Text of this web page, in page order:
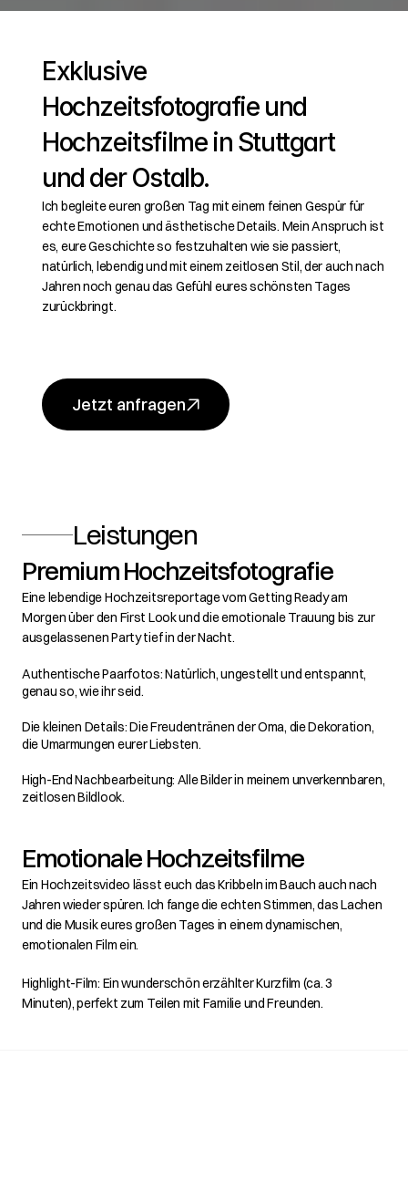
Exklusive
Hochzeitsfotografie und
Hochzeitsfilme in Stuttgart
und der Ostalb.
Ich begleite euren großen Tag mit einem feinen Gespür für
echte Emotionen und ästhetische Details. Mein Anspruch ist
es, eure Geschichte so festzuhalten wie sie passiert,
natürlich, lebendig und mit einem zeitlosen Stil, der auch nach
Jahren noch genau das Gefühl eures schönsten Tages
zurückbringt.
Jetzt anfragen
Leistungen
Premium Hochzeitsfotografie
Eine lebendige Hochzeitsreportage vom Getting Ready am
Morgen über den First Look und die emotionale Trauung bis zur
ausgelassenen Party tief in der Nacht.
Authentische Paarfotos: Natürlich, ungestellt und entspannt,
genau so, wie ihr seid.
Die kleinen Details: Die Freudentränen der Oma, die Dekoration,
die Umarmungen eurer Liebsten.
High-End Nachbearbeitung: Alle Bilder in meinem unverkennbaren,
zeitlosen Bildlook.
Emotionale Hochzeitsfilme
Ein Hochzeitsvideo lässt euch das Kribbeln im Bauch auch nach
Jahren wieder spüren. Ich fange die echten Stimmen, das Lachen
und die Musik eures großen Tages in einem dynamischen,
emotionalen Film ein.
Highlight-Film: Ein wunderschön erzählter Kurzfilm (ca. 3
Minuten), perfekt zum Teilen mit Familie und Freunden.